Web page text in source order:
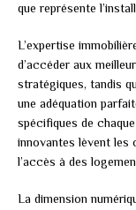
que représente
L’expertise
d’accéder aux
stratégiques, tandis
une adéquation
spécifiques de
innovantes lèvent les
l’accès à des
La dimension